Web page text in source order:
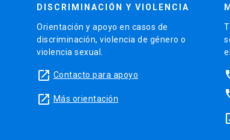
DISCRIMINACIÓN Y VIOLENCIA
Orientación y apoyo en casos de
discriminación, violencia de género o
violencia sexual.
launch Contacto para apoyo
launch Más orientación